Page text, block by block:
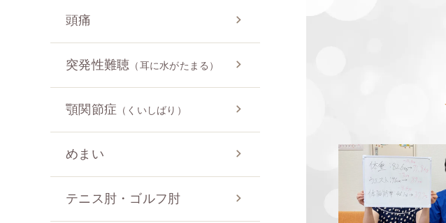
頭痛
突発性難聴 （耳に水がたまる）
顎関節症 （くいしばり）
めまい
テニス肘・ゴルフ肘